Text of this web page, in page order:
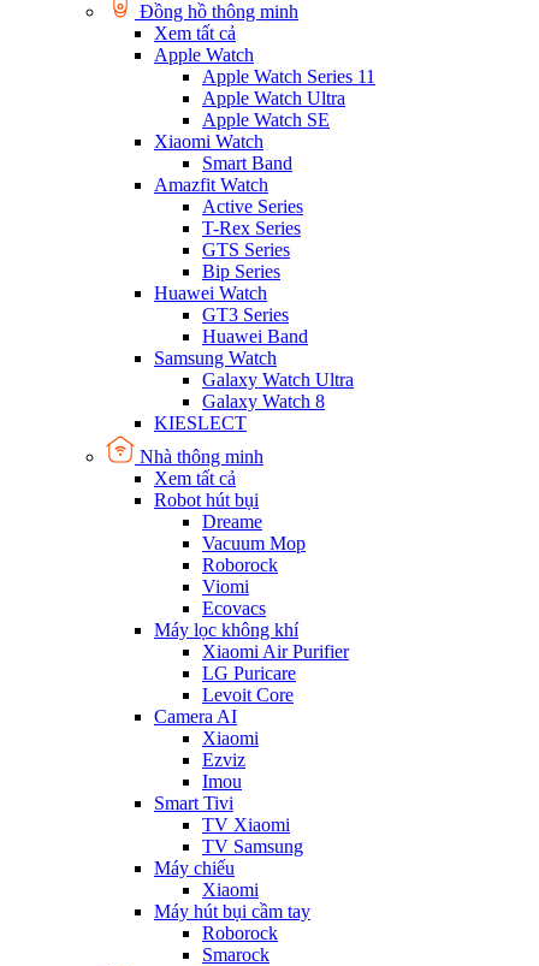
Đồng hồ thông minh
Xem tất cả
Apple Watch
Apple Watch Series 11
Apple Watch Ultra
Apple Watch SE
Xiaomi Watch
Smart Band
Amazfit Watch
Active Series
T-Rex Series
GTS Series
Bip Series
Huawei Watch
GT3 Series
Huawei Band
Samsung Watch
Galaxy Watch Ultra
Galaxy Watch 8
KIESLECT
Nhà thông minh
Xem tất cả
Robot hút bụi
Dreame
Vacuum Mop
Roborock
Viomi
Ecovacs
Máy lọc không khí
Xiaomi Air Purifier
LG Puricare
Levoit Core
Camera AI
Xiaomi
Ezviz
Imou
Smart Tivi
TV Xiaomi
TV Samsung
Máy chiếu
Xiaomi
Máy hút bụi cầm tay
Roborock
Smarock